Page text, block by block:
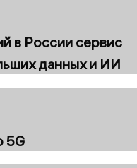
в России сервис
данных и ИИ
5G